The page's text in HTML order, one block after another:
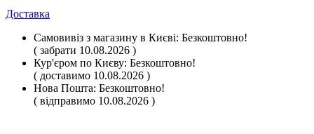
Доставка
Самовивіз з магазину в Києві: Безкоштовно!
( забрати 10.08.2026 )
Кур'єром по Києву: Безкоштовно!
( доставимо 10.08.2026 )
Нова Пошта: Безкоштовно!
( відправимо 10.08.2026 )